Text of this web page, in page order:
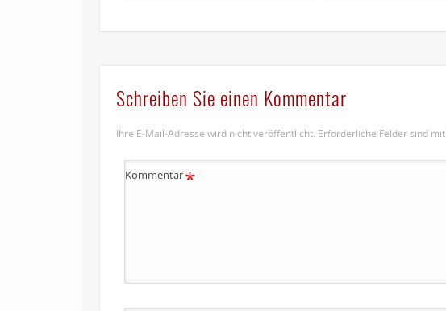
Schreiben Sie einen Kommentar
Ihre E-Mail-Adresse wird nicht veröffentlicht. Erforderliche Felder sind mit
Kommentar*